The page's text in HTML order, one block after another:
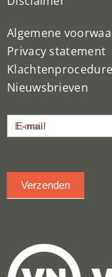
Algemene
Privacy statement
Klachtenprocedure
Nieuwsbrieven
inschrijven
E-mail
Verzenden